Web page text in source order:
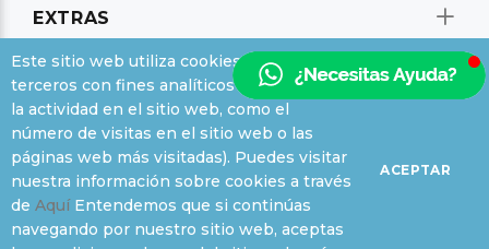
Este sitio web utiliza cookies propias y de
terceros con fines analíticos (medición de
la actividad en el sitio web, como el
número de visitas en el sitio web o las
páginas web más visitadas). Puedes visitar
nuestra información sobre cookies a través
de AquíEntendemos que si continúas
navegando por nuestro sitio web, aceptas
ACEPTAR
SUSCRIBIRSE A NUESTRAS OFERTAS
EXTRAS
SU CUENTA